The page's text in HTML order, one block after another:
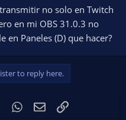
no solo en Twitch
en mi OBS 31.0.3 no
en Paneles (D) que hacer?
to reply here.
Tumblr WhatsApp
EmailLink